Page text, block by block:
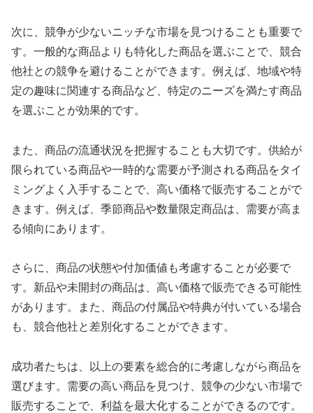
次に、競争が少ないニッチな市場を見つけることも重要で
す。一般的な商品よりも特化した商品を選ぶことで、競合
他社との競争を避けることができます。例えば、地域や特
定の趣味に関連する商品など、特定のニーズを満たす商品
を選ぶことが効果的です。
また、商品の流通状況を把握することも大切です。供給が
限られている商品や一時的な需要が予測される商品をタイ
ミングよく入手することで、高い価格で販売することがで
きます。例えば、季節商品や数量限定商品は、需要が高ま
る傾向にあります。
さらに、商品の状態や付加価値も考慮することが必要で
す。新品や未開封の商品は、高い価格で販売できる可能性
があります。また、商品の付属品や特典が付いている場合
も、競合他社と差別化することができます。
成功者たちは、以上の要素を総合的に考慮しながら商品を
選びます。需要の高い商品を見つけ、競争の少ない市場で
販売することで、利益を最大化することができるのです。